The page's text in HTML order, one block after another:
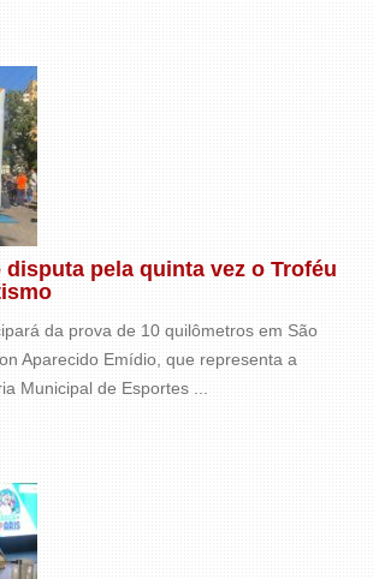
pela quinta vez o Troféu
da prova de 10 quilômetros em São
Aparecido Emídio, que representa a
Municipal de Esportes ...